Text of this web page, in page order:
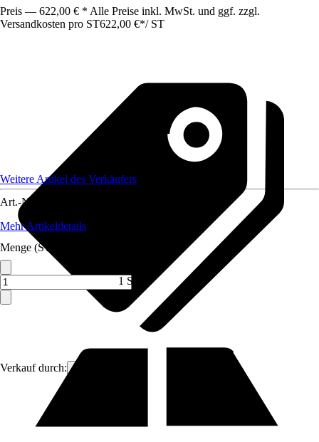
Preis — 622,00 € * Alle Preise inkl. MwSt. und ggf. zzgl.
Versandkosten pro ST622,00 €*/ ST
Verkauf durch: ich-zapfe
Weitere Artikel des Verkäufers
Art.-Nr.
Mehr Artikeldetails
Menge (ST)
1 ST